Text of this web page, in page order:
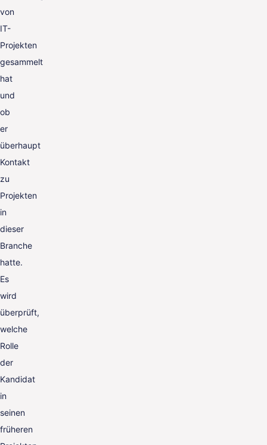
von
IT-
Projekten
gesammelt
hat
und
ob
er
überhaupt
Kontakt
zu
Projekten
in
dieser
Branche
hatte.
Es
wird
überprüft,
welche
Rolle
der
Kandidat
in
seinen
früheren